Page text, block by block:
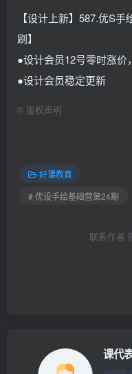
【设计上新】587.优S
刷】
●设计会员12号零时涨价
●设计会员稳定更新
© 版权声明
好课教育
# 优设手绘基础营第24期
联系作者
课代